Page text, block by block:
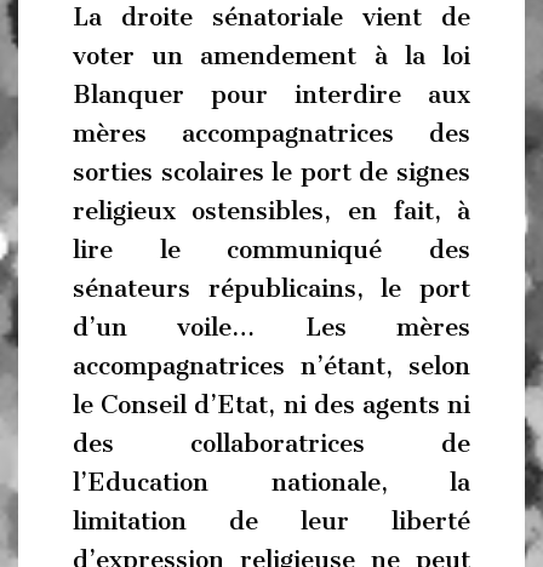
La droite sénatoriale vient de
voter un amendement à la loi
Blanquer pour interdire aux
mères accompagnatrices des
sorties scolaires le port de signes
religieux ostensibles, en fait, à
lire le communiqué des
sénateurs républicains, le port
d’un voile… Les mères
accompagnatrices n’étant, selon
le Conseil d’Etat, ni des agents ni
des collaboratrices de
l’Education nationale, la
limitation de leur liberté
d’expression religieuse ne peut